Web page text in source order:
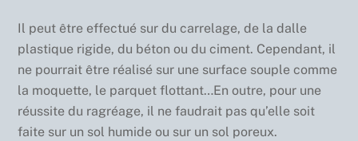
Il peut être effectué sur du carrelage, de la dalle
plastique rigide, du béton ou du ciment. Cependant, il
ne pourrait être réalisé sur une surface souple comme
la moquette, le parquet flottant…En outre, pour une
réussite du ragréage, il ne faudrait pas qu’elle soit
faite sur un sol humide ou sur un sol poreux.